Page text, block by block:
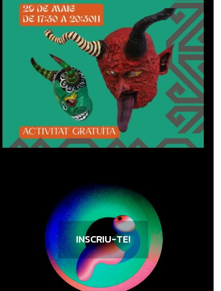
INSCRIU-TE!